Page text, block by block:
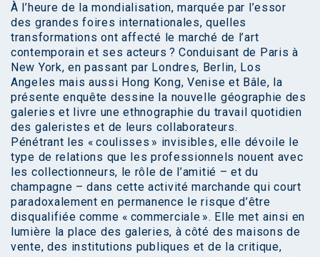
À l’heure de la mondialisation, marquée par l’essor
des grandes foires internationales, quelles
transformations ont affecté le marché de l’art
contemporain et ses acteurs ? Conduisant de Paris à
New York, en passant par Londres, Berlin, Los
Angeles mais aussi Hong Kong, Venise et Bâle, la
présente enquête dessine la nouvelle géographie des
galeries et livre une ethnographie du travail quotidien
des galeristes et de leurs collaborateurs.
Pénétrant les « coulisses » invisibles, elle dévoile le
type de relations que les professionnels nouent avec
les collectionneurs, le rôle de l’amitié – et du
champagne – dans cette activité marchande qui court
paradoxalement en permanence le risque d’être
disqualifiée comme « commerciale ». Elle met ainsi en
lumière la place des galeries, à côté des maisons de
vente, des institutions publiques et de la critique,